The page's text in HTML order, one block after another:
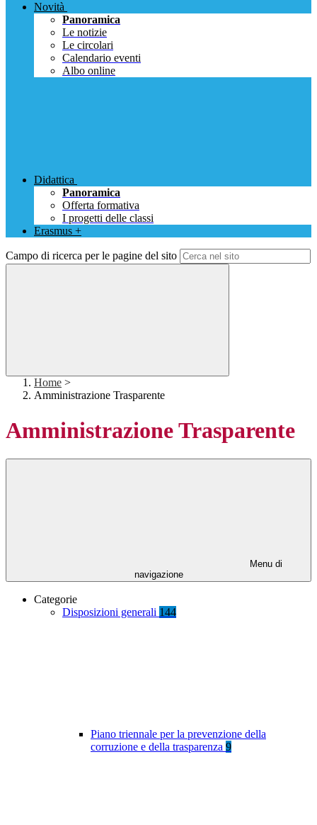
Novità
Panoramica
Le notizie
Le circolari
Calendario eventi
Albo online
Didattica
Panoramica
Offerta formativa
I progetti delle classi
Erasmus +
Campo di ricerca per le pagine del sito
Home >
Amministrazione Trasparente
Amministrazione Trasparente
Menu di
navigazione
Categorie
Disposizioni generali 144
Piano triennale per la prevenzione della
corruzione e della trasparenza 9